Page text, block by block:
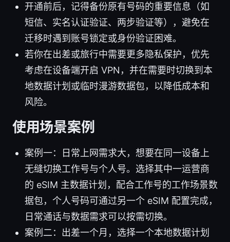
开通前后，记得备份原有号码的重要信息（如
短信、实名认证验证、两步验证等），避免在
迁移时遇到账号锁定或身份验证困难。
若你在出差或旅行中需要更多隐私保护，优先
考虑在设备端开启 VPN，并在需要时切换到本
地数据计划或临时漫游数据包，以降低成本和
风险。
使用场景案例
案例一：日常上网需求大，想要在同一设备上
无缝切换工作号与个人号。选择其中一运营商
的 eSIM 主数据计划，配合工作号的工作场景数
据包，个人号码可通过另一个 eSIM 配置完成，
日常通话与数据需求可以按需切换。
案例二：出差一个月，选择一个本地数据计划